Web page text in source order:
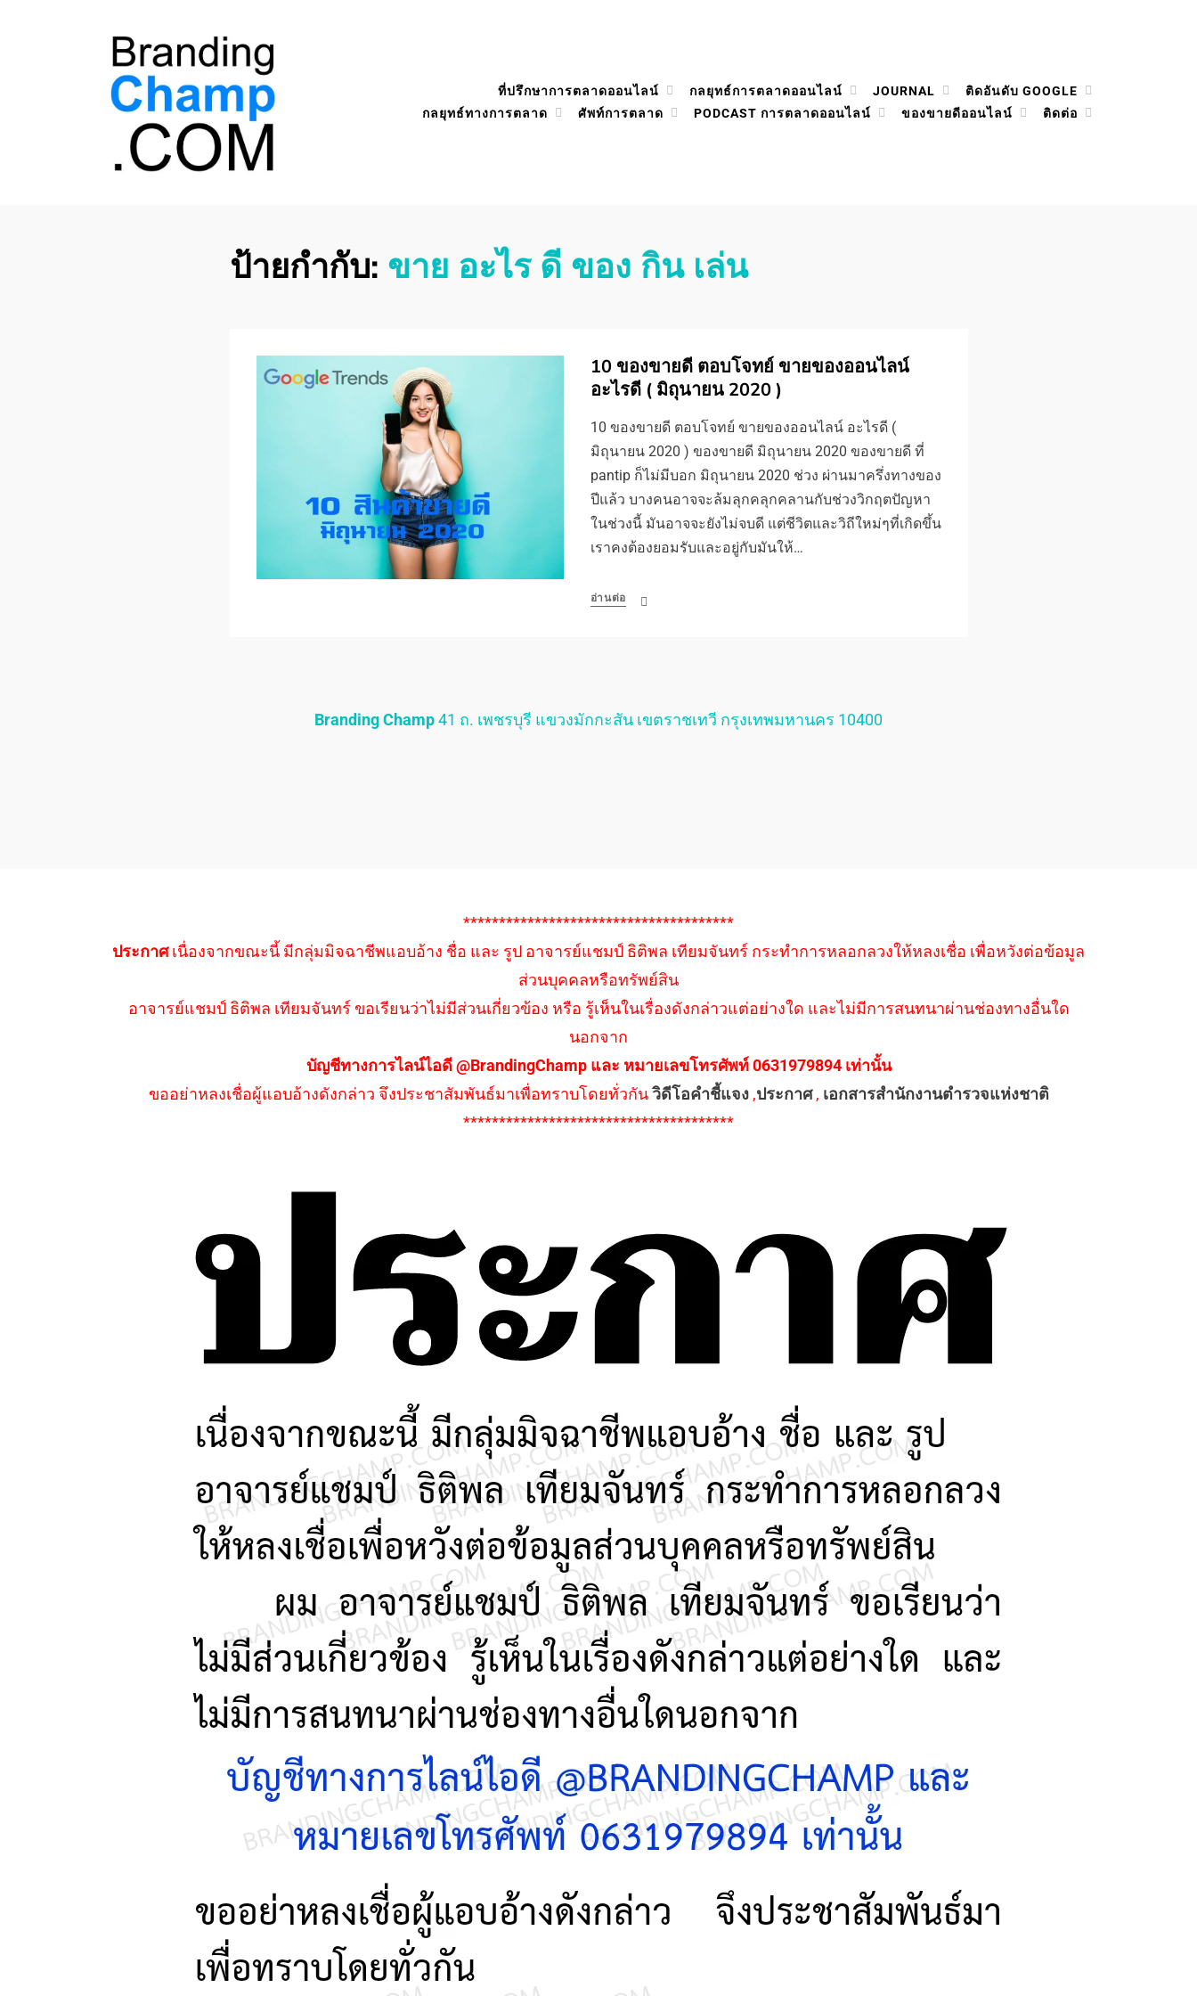
ที่ปรึกษาการตลาดออนไลน์ กลยุทธ์การตลาดออนไลน์ JOURNAL
ติดอันดับ GOOGLE
กลยุทธ์ทางการตลาด
ศัพท์การตลาด PODCAST การตลาดออนไลน์ ของขายดีออนไลน์ ติดต่อ
ป้ายกำกับ: ขาย อะไร ดี ของ กิน เล่น
10 ของขายดี ตอบโจทย์ ขายของออนไลน์
อะไรดี ( มิถุนายน 2020 )
10 ของขายดี ตอบโจทย์ ขายของออนไลน์ อะไรดี (
มิถุนายน 2020 ) ของขายดี มิถุนายน 2020 ของขายดี ที่
pantip ก็ไม่มีบอก มิถุนายน 2020 ช่วง ผ่านมาครึ่งทางของ
ปีแล้ว บางคนอาจจะล้มลุกคลุกคลานกับช่วงวิกฤตปัญหา
ในช่วงนี้ มันอาจจะยังไม่จบดี แต่ชีวิตและวิถีใหม่ๆที่เกิดขึ้น
เราคงต้องยอมรับและอยู่กับมันให้…
อ่านต่อ
Branding Champ41 ถ. เพชรบุรี แขวงมักกะสัน เขตราชเทวี กรุงเทพมหานคร 10400
**************************************
ประกาศเนื่องจากขณะนี้ มีกลุ่มมิจฉาชีพแอบอ้าง ชื่อ และ รูป อาจารย์แชมป์ ธิติพล เทียมจันทร์ กระทำการหลอกลวงให้หลงเชื่อ เพื่อหวังต่อข้อมูล
ส่วนบุคคลหรือทรัพย์สิน
อาจารย์แชมป์ ธิติพล เทียมจันทร์ ขอเรียนว่าไม่มีส่วนเกี่ยวข้อง หรือ รู้เห็นในเรื่องดังกล่าวแต่อย่างใด และไม่มีการสนทนาผ่านช่องทางอื่นใด
นอกจาก
บัญชีทางการไลน์ไอดี @BrandingChamp และ หมายเลขโทรศัพท์ 0631979894 เท่านั้น
ขออย่าหลงเชื่อผู้แอบอ้างดังกล่าว จึงประชาสัมพันธ์มาเพื่อทราบโดยทั่วกันวิดีโอคำชี้แจง,ประกาศ, เอกสารสำนักงานตำรวจแห่งชาติ
**************************************